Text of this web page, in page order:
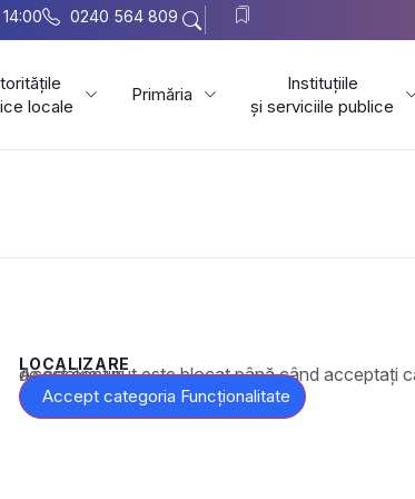
0240 564 809
locale
Primăria
Instituțiile
și serviciile publice
LOCALIZARE
Acest conținut este blocat până când acceptați categoria corespunzătoare de cookie-uri.
Accept categoria Funcționalitate